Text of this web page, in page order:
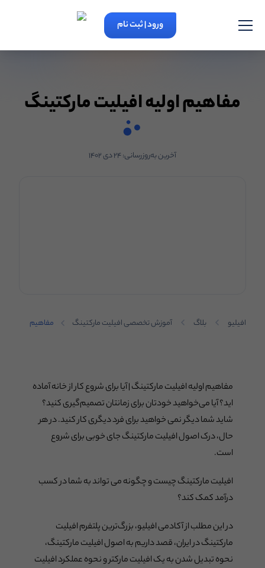
ورود | ثبت نام
مفاهیم اولیه افیلیت مارکتینگ
آخرین به‌روزرسانی:۲۴ دی ۱۴۰۲
افیلیو بلاگ آموزش تخصصی افیلیت مارکتینگ
مفاهیم
مفاهیم اولیه افیلیت مارکتینگ | آیا برای شروع کار از خانه آماده
اید؟ آیا می‌خواهید خودتان برای زمانتان تصمیم‌گیری کنید؟
شاید شما دیگر نمی خواهید برای فرد دیگری کار کنید. در هر
حال، درک اصول افیلیت مارکتینگ جای خوبی برای شروع
است.
افیلیت مارکتینگ چیست و چگونه می تواند به شما در کسب
درآمد کمک کند؟
در این مطلب از آکادمی افیلیو، بزرگ‌ترین پلتفرم افیلیت
مارکتینگ در ایران، قصد داریم به اصول افیلیت مارکتینگ،
نحوه تبدیل شدن به یک افیلیت مارکتر و نحوه عملکرد افیلیت